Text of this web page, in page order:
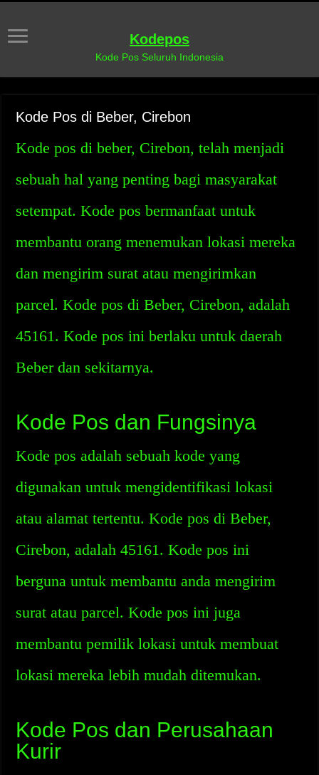
Kodepos
Kode Pos Seluruh Indonesia
Kode Pos di Beber, Cirebon
Kode pos di beber, Cirebon, telah menjadi
sebuah hal yang penting bagi masyarakat
setempat. Kode pos bermanfaat untuk
membantu orang menemukan lokasi mereka
dan mengirim surat atau mengirimkan
parcel. Kode pos di Beber, Cirebon, adalah
45161. Kode pos ini berlaku untuk daerah
Beber dan sekitarnya.
Kode Pos dan Fungsinya
Kode pos adalah sebuah kode yang
digunakan untuk mengidentifikasi lokasi
atau alamat tertentu. Kode pos di Beber,
Cirebon, adalah 45161. Kode pos ini
berguna untuk membantu anda mengirim
surat atau parcel. Kode pos ini juga
membantu pemilik lokasi untuk membuat
lokasi mereka lebih mudah ditemukan.
Kode Pos dan Perusahaan
Kurir